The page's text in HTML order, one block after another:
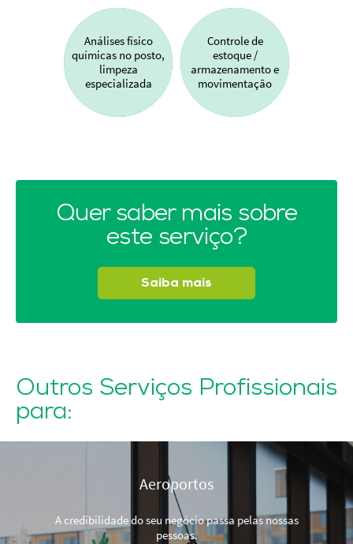
Análises físico
químicas no posto,
limpeza
especializada
Controle de
estoque /
armazenamento e
movimentação
Quer saber mais sobre
este serviço?
Saiba mais
Outros Serviços Profissionais
para:
Aeroportos
A credibilidade do seu negócio passa pelas nossas
pessoas.